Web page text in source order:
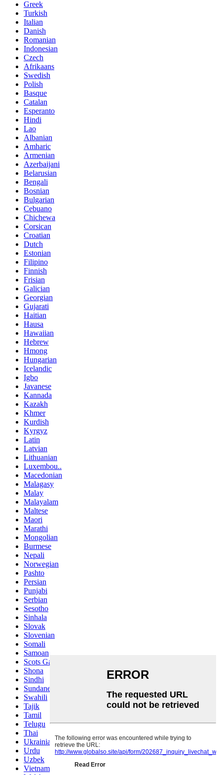
Greek
Turkish
Italian
Danish
Romanian
Indonesian
Czech
Afrikaans
Swedish
Polish
Basque
Catalan
Esperanto
Hindi
Lao
Albanian
Amharic
Armenian
Azerbaijani
Belarusian
Bengali
Bosnian
Bulgarian
Cebuano
Chichewa
Corsican
Croatian
Dutch
Estonian
Filipino
Finnish
Frisian
Galician
Georgian
Gujarati
Haitian
Hausa
Hawaiian
Hebrew
Hmong
Hungarian
Icelandic
Igbo
Javanese
Kannada
Kazakh
Khmer
Kurdish
Kyrgyz
Latin
Latvian
Lithuanian
Luxembou..
Macedonian
Malagasy
Malay
Malayalam
Maltese
Maori
Marathi
Mongolian
Burmese
Nepali
Norwegian
Pashto
Persian
Punjabi
Serbian
Sesotho
Sinhala
Slovak
Slovenian
Somali
Samoan
Scots Gaelic
Shona
Sindhi
Sundanese
Swahili
Tajik
Tamil
Telugu
Thai
Ukrainian
Urdu
Uzbek
Vietnamese